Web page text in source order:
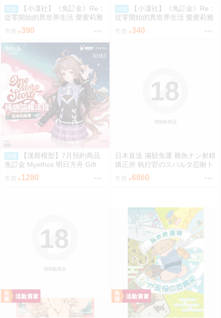
預購
【小凜社】《免訂金》Re：
從零開始的異世界生活 愛蜜莉雅
拉姆 雷姆 お祭り ver. 和服 生寫
真卡片套組
390
預購
【小凜社】《免訂金》Re：
從零開始的異世界生活 愛蜜莉雅
拉姆 雷姆 お祭り ver. 和服 文件
夾資料夾套組
340
預購
【漢斯模型】7月預約商品
免訂金 Myethos 明日方舟 Gift
+系列 純燼艾雅法拉 後來的故事
VER.1/8
售價 1280
限制級商品
18
日本直送 滿額免運 雜魚チン射精
矯正所 執行官のスパルタ忍耐ト
レーニング 4kg重量級 優品 / 優
品即戰力組合 疾風雷神
售價 6860
限制級商品
18